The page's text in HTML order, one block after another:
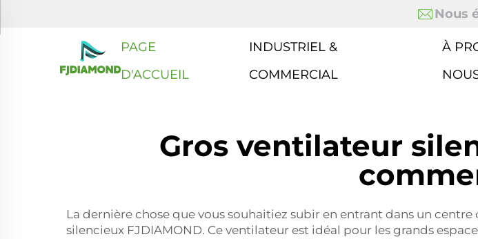
Nous
PAGE
D'ACCUEIL
INDUSTRIEL &
COMMERCIAL
À
Gros ventilateur
La dernière chose que vous souhaitiez subir en entrant dans un
silencieux FJDIAMOND. Ce ventilateur est idéal pour les grands